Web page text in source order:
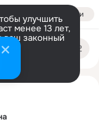
Войти
улучшить
менее 13 лет,
ваш законный